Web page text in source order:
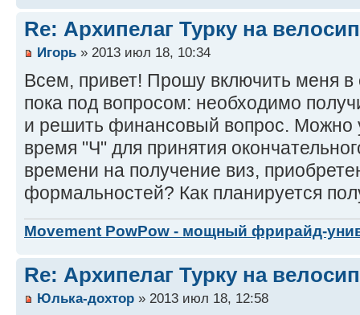
Re: Архипелаг Турку на
Игорь » 2013 июл 18, 10:34
Всем, привет! Прошу включить меня в
пока под вопросом: необходимо
и решить финансовый вопрос. Можно
время "Ч" для принятия
времени на получение виз,
формальностей? Как планируется
Movement PowPow - мощный фрирайд-
Re: Архипелаг Турку на
Юлька-дохтор » 2013 июл 18, 12:58